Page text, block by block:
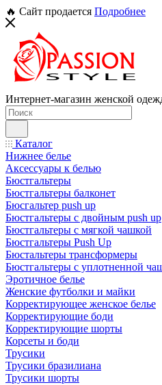
🔥 Сайт продается Подробнее
Интернет-магазин женской
Каталог
Нижнее белье
Аксессуары к белью
Бюстгальтеры
Бюстгальтеры балконет
Бюсгальтер push up
Бюстгальтеры с двойным push up
Бюстгальтеры с мягкой чашкой
Бюстгальтеры Push Up
Бюстальтеры трансформеры
Бюстгальтеры с уплотненной
Эротичное белье
Женские футболки и майки
Корректирующее женское белье
Корректирующие боди
Корректирующие шорты
Корсеты и боди
Трусики
Трусики бразилиана
Трусики шорты